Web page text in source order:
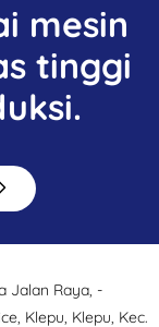
mesin
tinggi
Jalan Raya, -
Klepu, Klepu, Kec.